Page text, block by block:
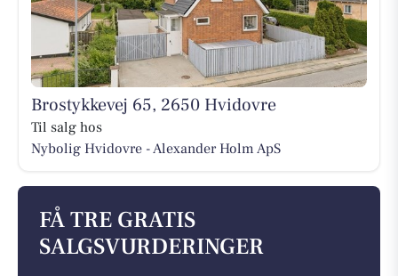
Brostykkevej 65, 2650 Hvidovre
Til salg hos
Nybolig Hvidovre - Alexander Holm ApS
FÅ TRE GRATIS
SALGSVURDERINGER